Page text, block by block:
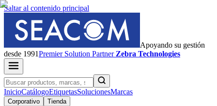
Saltar al contenido principal
Apoyando su gestión
desde 1991PremierSolution Partner Zebra Technologies
InicioCatálogoEtiquetasSolucionesMarcas
Corporativo Tienda